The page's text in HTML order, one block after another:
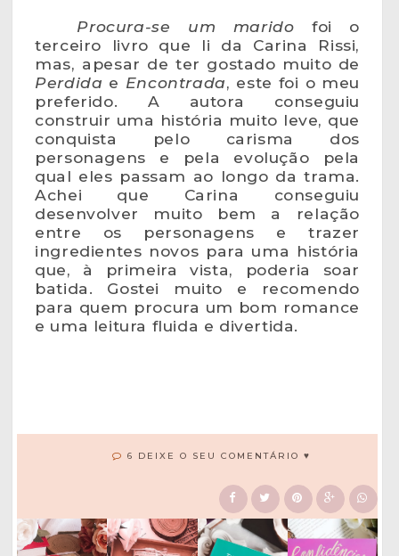
Procura-se um marido foi o
terceiro livro que li da Carina Rissi,
mas, apesar de ter gostado muito de
Perdida e Encontrada, este foi o meu
preferido. A autora conseguiu
construir uma história muito leve, que
conquista pelo carisma dos
personagens e pela evolução pela
qual eles passam ao longo da trama.
Achei que Carina conseguiu
desenvolver muito bem a relação
entre os personagens e trazer
ingredientes novos para uma história
que, à primeira vista, poderia soar
batida. Gostei muito e recomendo
para quem procura um bom romance
e uma leitura fluida e divertida.
6 DEIXE O SEU COMENTÁRIO ♥